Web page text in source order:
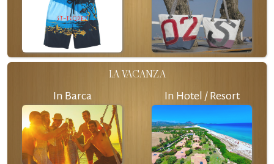
LA VACANZA
In Barca In Hotel / Resort